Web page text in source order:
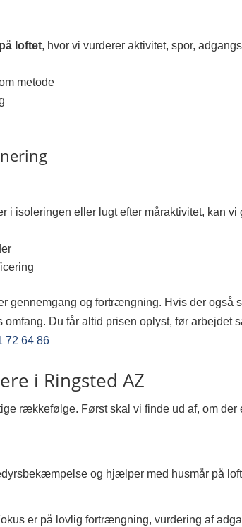
loftet, hvor vi vurderer aktivitet, spor,
metode
i isoleringen eller lugt efter måraktivitet, kan
gennemgang og fortrængning. Hvis der
omfang. Du får altid prisen oplyst, før arbejdet
72 64 86
i Ringsted AZ
rækkefølge. Først skal vi finde ud af, om
og hjælper med husmår på
er på lovlig fortrængning, vurdering af